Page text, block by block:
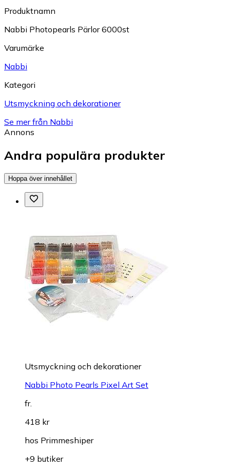
Produktnamn
Nabbi Photopearls Pärlor 6000st
Varumärke
Nabbi
Kategori
Utsmyckning och dekorationer
Se mer från Nabbi
Annons
Andra populära produkter
Hoppa över innehållet
Utsmyckning och dekorationer
Nabbi Photo Pearls Pixel Art Set
fr.
418 kr
hos Primmeshiper
+9 butiker